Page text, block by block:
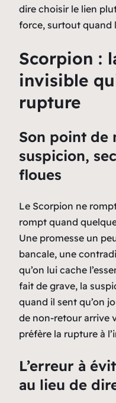
dire choisir le lien
force, surtout quand
Scorpion :
invisible
rupture
Son point de
suspicion,
floues
Le Scorpion ne
rompt quand
Une promesse un
bancale, une
qu’on lui cache
fait de grave, la
quand il sent qu’on
de non-retour arrive
préfère la rupture à
L’erreur à
au lieu de